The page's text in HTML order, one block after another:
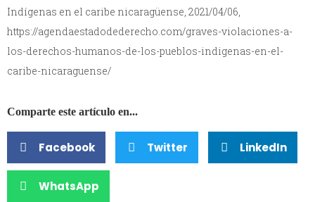
Indígenas en el caribe nicaragüense, 2021/04/06,
https://agendaestadodederecho.com/graves-violaciones-a-
los-derechos-humanos-de-los-pueblos-indigenas-en-el-
caribe-nicaraguense/
Comparte este artículo en...
Facebook Twitter LinkedIn
WhatsApp